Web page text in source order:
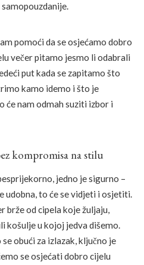
pomoći da se osjećamo dobro
večer pitamo jesmo li odabrali
put kada se zapitamo što
kamo idemo i što je
će nam odmah suziti izbor i
kompromisa na stilu
jedno je sigurno –
udobna, to će se vidjeti i osjetiti.
brže od cipela koje žuljaju,
košulje u kojoj jedva dišemo.
obući za izlazak, ključno je
se osjećati dobro cijelu